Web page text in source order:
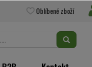
Oblíbené zboží